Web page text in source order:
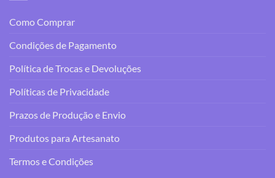
Como Comprar
Condições de Pagamento
Política de Trocas e Devoluções
Políticas de Privacidade
Prazos de Produção e Envio
Produtos para Artesanato
Termos e Condições